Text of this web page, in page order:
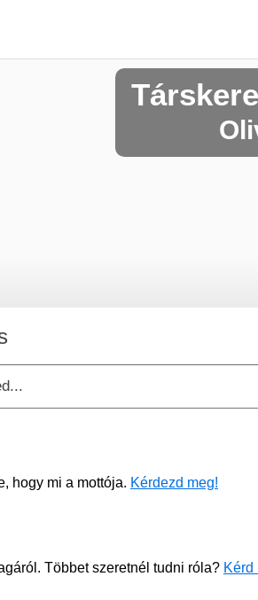
hogy mi a mottója. Kérdezd meg!
Többet szeretnél tudni róla? Kérd